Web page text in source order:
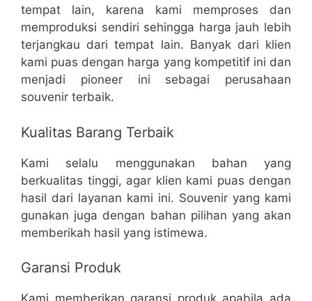
tempat lain, karena kami memproses dan
memproduksi sendiri sehingga harga jauh lebih
terjangkau dari tempat lain. Banyak dari klien
kami puas dengan harga yang kompetitif ini dan
menjadi pioneer ini sebagai perusahaan
souvenir terbaik.
Kualitas Barang Terbaik
Kami selalu menggunakan bahan yang
berkualitas tinggi, agar klien kami puas dengan
hasil dari layanan kami ini. Souvenir yang kami
gunakan juga dengan bahan pilihan yang akan
memberikah hasil yang istimewa.
Garansi Produk
Kami memberikan garansi produk apabila ada